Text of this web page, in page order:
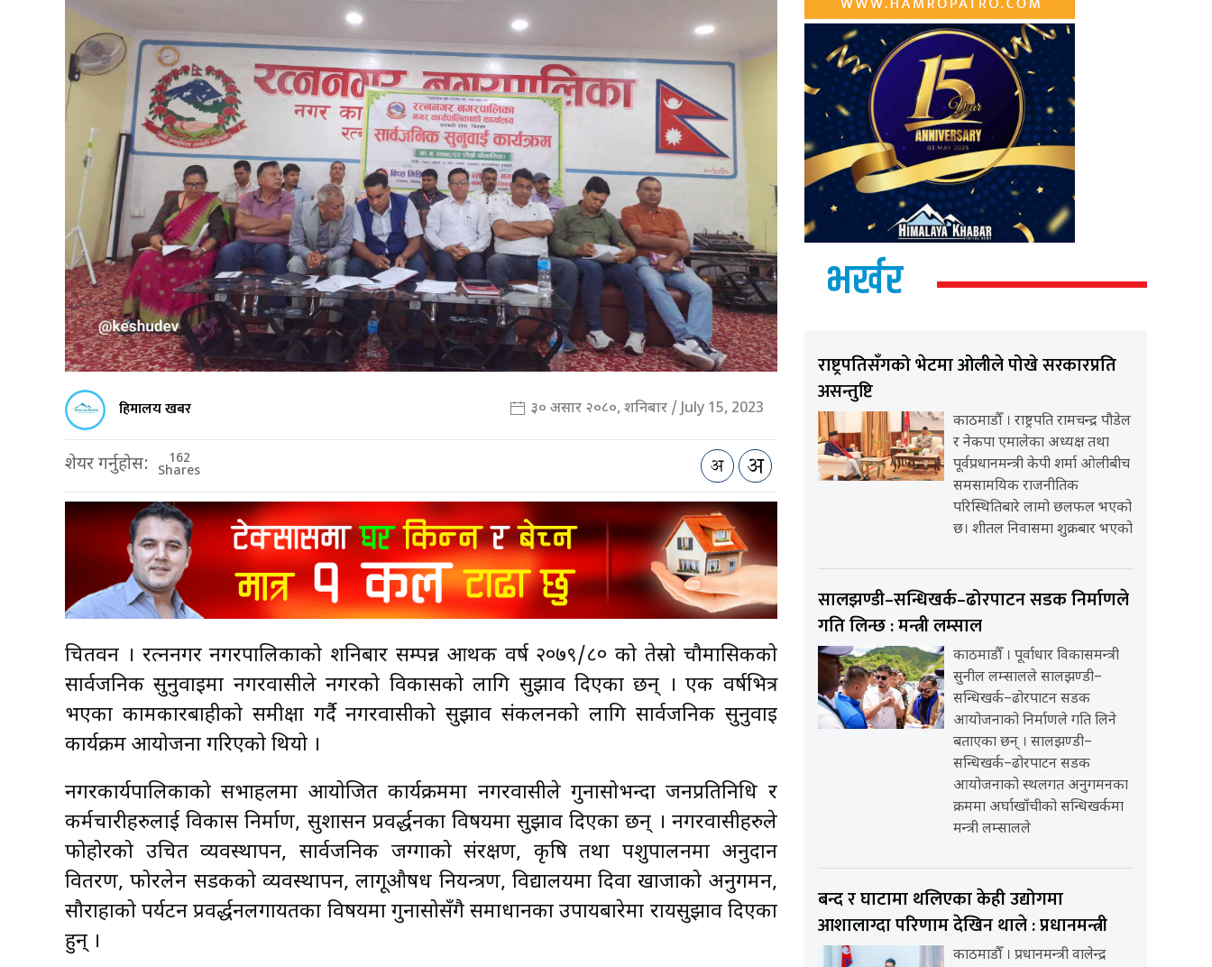
हिमालय खबर ३० असार २०८०, शनिबार / July 15, 2023
शेयर गर्नुहोस: 162
Shares
चितवन । रत्ननगर नगरपालिकाको शनिबार सम्पन्न आर्थिक वर्ष २०७९/८० को तेस्रो चौमासिकको
सार्वजनिक सुनुवाइमा नगरवासीले नगरको विकासको लागि सुझाव दिएका छन् । एक वर्षभित्र
भएका कामकारबाहीको समीक्षा गर्दै नगरवासीको सुझाव संकलनको लागि सार्वजनिक सुनुवाइ
कार्यक्रम आयोजना गरिएको थियो ।
नगरकार्यपालिकाको सभाहलमा आयोजित कार्यक्रममा नगरवासीले गुनासोभन्दा जनप्रतिनिधि र
कर्मचारीहरुलाई विकास निर्माण, सुशासन प्रवर्द्धनका विषयमा सुझाव दिएका छन् । नगरवासीहरुले
फोहोरको उचित व्यवस्थापन, सार्वजनिक जग्गाको संरक्षण, कृषि तथा पशुपालनमा अनुदान
वितरण, फोरलेन सडकको व्यवस्थापन, लागूऔषध नियन्त्रण, विद्यालयमा दिवा खाजाको अनुगमन,
सौराहाको पर्यटन प्रवर्द्धनलगायतका विषयमा गुनासोसँगै समाधानका उपायबारेमा रायसुझाव दिएका
हुन् ।
भर्खर
राष्ट्रपतिसँगको भेटमा ओलीले पोखे सरकारप्रति
असन्तुष्टि
काठमाडौँ । राष्ट्रपति रामचन्द्र पौडेल
र नेकपा एमालेका अध्यक्ष तथा
पूर्वप्रधानमन्त्री केपी शर्मा ओलीबीच
समसामयिक राजनीतिक
परिस्थितिबारे लामो छलफल भएको
छ। शीतल निवासमा शुक्रबार भएको
सालझण्डी–सन्धिखर्क–ढोरपाटन सडक निर्माणले
गति लिन्छ : मन्त्री लम्साल
काठमाडौँ । पूर्वाधार विकासमन्त्री
सुनील लम्सालले सालझण्डी–
सन्धिखर्क–ढोरपाटन सडक
आयोजनाको निर्माणले गति लिने
बताएका छन् । सालझण्डी–
सन्धिखर्क–ढोरपाटन सडक
आयोजनाको स्थलगत अनुगमनका
क्रममा अर्घाखाँचीको सन्धिखर्कमा
मन्त्री लम्सालले
बन्द र घाटामा थलिएका केही उद्योगमा
आशालाग्दा परिणाम देखिन थाले : प्रधानमन्त्री
काठमाडौँ । प्रधानमन्त्री वालेन्द्र